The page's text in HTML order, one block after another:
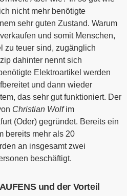
nicht mehr benötigte
sehr guten Zustand. Warum
und somit Menschen,
zu teuer sind, zugänglich
dahinter nennt sich
Elektroartikel werden
und dann wieder
das sehr gut funktioniert. Der
Christian Wolfim
(Oder) gegründet. Bereits ein
bereits mehr als 20
an insgesamt zwei
beschäftigt.
und der Vorteil